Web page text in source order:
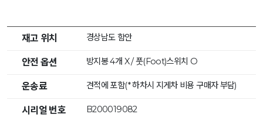
재고 위치 경상남도 함안
안전 옵션 방지봉 4개 X / 풋(Foot)스위치 O
운송료 견적에 포함(* 하차시 지게차 비용 구매자 부담)
시리얼 번호 B200019082